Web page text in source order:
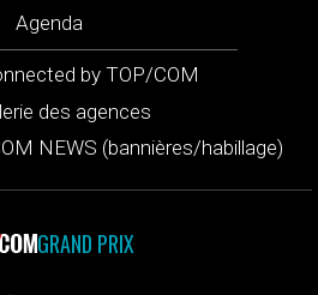
Agenda
by TOP/COM
des agences
NEWS (bannières/habillage)
GRAND PRIX